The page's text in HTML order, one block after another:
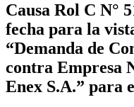
Causa Rol C N°
fecha para la
“Demanda de
contra Empresa
Enex S.A.” para